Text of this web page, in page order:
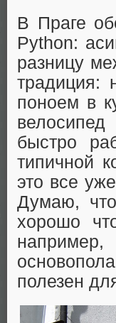
В Праге
Python:
разницу
традиция:
поноем в
быстро
типичной
это все
Думаю,
хорошо
полезен